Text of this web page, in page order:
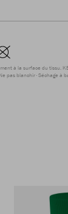
à la surface du tissu.
Ne pas blanchir Séchage à